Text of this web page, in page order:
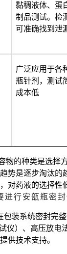
黏稠液体、蛋
制品测试。检
可准确找到泄
广泛应用于各
瓶针剂，测试
成本低
物的种类是选择
势是逐步淘汰的
对药液的选择
进行安瓿瓶密
包装系统密封完
仪）、高压放电
供技术支持。